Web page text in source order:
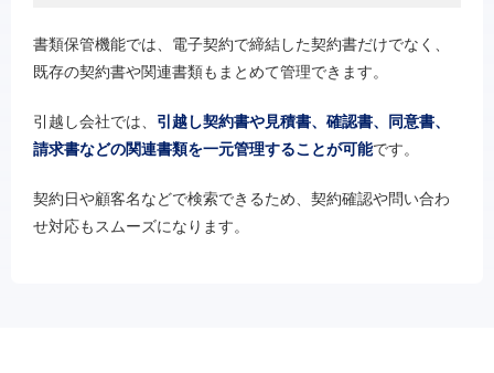
書類保管機能では、電子契約で締結した契約書だけでなく、
既存の契約書や関連書類もまとめて管理できます。
引越し会社では、 引越し契約書や見積書、確認書、同意書、
請求書などの関連書類を一元管理することが可能です。
契約日や顧客名などで検索できるため、契約確認や問い合わ
せ対応もスムーズになります。